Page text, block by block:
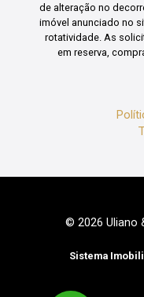
de alteração no
imóvel anunciado no
rotatividade. As
em reserva,
© 2026 Uliano
Sistema